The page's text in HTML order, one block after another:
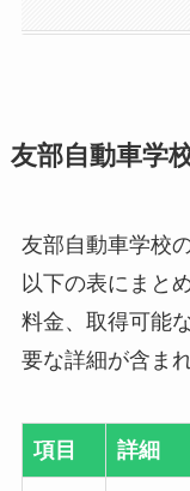
友部自動車学
友部自動車学校
以下の表にまと
料金、取得可能
要な詳細が含ま
項目 詳細